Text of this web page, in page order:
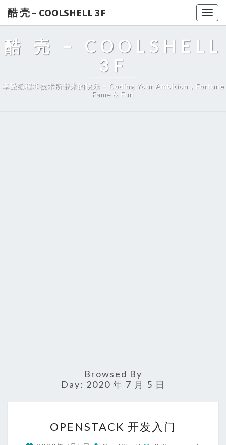
酷 壳 – COOLSHELL 3F
酷 壳 – COOLSHELL
3F
享受编程和技术所带来的快乐 – Coding Your Ambition，Fortune
Fame & Fun
Browsed By
Day: 2020 年 7 月 5 日
开
OPENSTACK 开发入门